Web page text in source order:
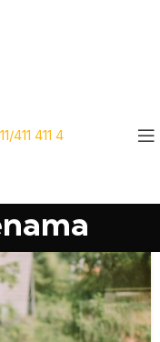
411 411 4